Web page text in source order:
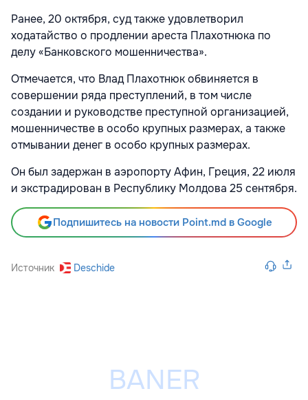
Ранее, 20 октября, суд также удовлетворил
ходатайство о продлении ареста Плахотнюка по
делу «Банковского мошенничества».
Отмечается, что Влад Плахотнюк обвиняется в
совершении ряда преступлений, в том числе
создании и руководстве преступной организацией,
мошенничестве в особо крупных размерах, а также
отмывании денег в особо крупных размерах.
Он был задержан в аэропорту Афин, Греция, 22 июля
и экстрадирован в Республику Молдова 25 сентября.
Подпишитесь на новости Point.md в Google
Источник Deschide